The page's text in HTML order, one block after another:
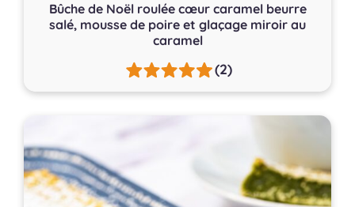
Bûche de Noël roulée cœur caramel beurre
salé, mousse de poire et glaçage miroir au
caramel
(2)